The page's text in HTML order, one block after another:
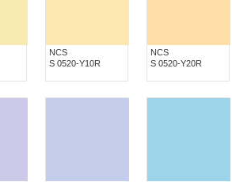
NCS
S 0520-Y10R
NCS
S 0520-Y20R